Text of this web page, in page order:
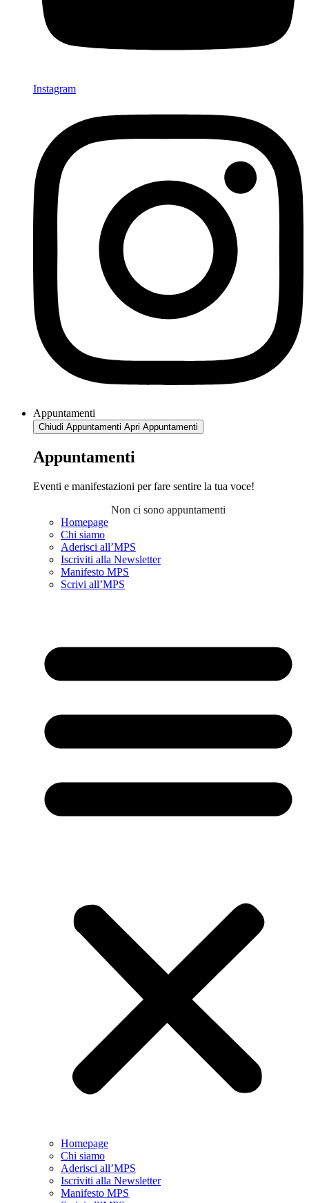
Instagram
Appuntamenti
Chiudi Appuntamenti Apri Appuntamenti
Appuntamenti
Eventi e manifestazioni per fare sentire la tua voce!
Non ci sono appuntamenti
Homepage
Chi siamo
Aderisci all’MPS
Iscriviti alla Newsletter
Manifesto MPS
Scrivi all’MPS
Homepage
Chi siamo
Aderisci all’MPS
Iscriviti alla Newsletter
Manifesto MPS